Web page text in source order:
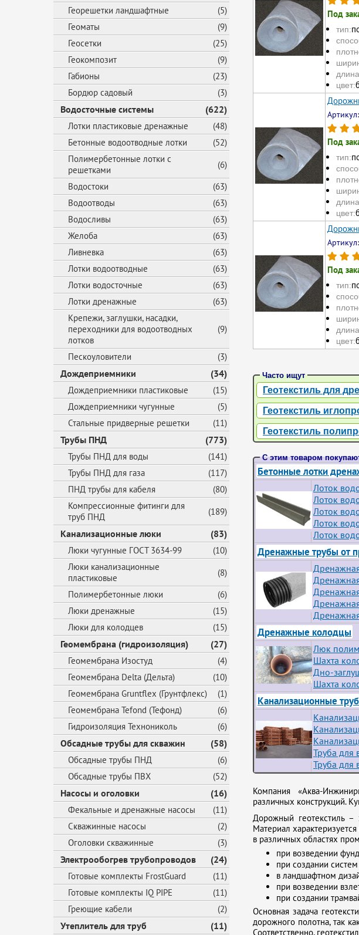
Георешетки ландшафтные
(5)
Геоматы
(9)
Геосетки
(25)
Геокомпозит
(9)
Габионы
(23)
Бордюр садовый
(3)
Водосточные системы (622)
Лотки пластиковые дренажные
(48)
Бетонные водоотводные лотки
(52)
Полимербетонные лотки с
решетками
(6)
Водостоки
(63)
Водоотводы
(63)
Водосливы
(63)
Желоба
(63)
Ливневка
(63)
Лотки водоотводные
(63)
Лотки водосточные
(63)
Лотки дренажные
(63)
Крепежи, заглушки, насадки,
переходники для водоотводных
лотков
(9)
Пескоуловители (3)
Дождеприемники (34)
Дождеприемники пластиковые
(15)
Дождеприемники чугунные
(5)
Стальные придверные решетки
(11)
Трубы ПНД (773)
Трубы ПНД для воды
(141)
Трубы ПНД для газа
(117)
ПНД трубы для кабеля
(80)
Компрессионные фитинги для
труб ПНД
(189)
Канализационные люки (83)
Люки чугунные ГОСТ 3634-99
(10)
Люки канализационные
пластиковые
(8)
Полимербетонные люки
(6)
Люки дренажные
(15)
Люки для колодцев
(15)
Геомембрана (гидроизоляция) (27)
Геомембрана Изостуд
(4)
Геомембрана Delta (Дельта)
(10)
Геомембрана Gruntflex (Грунтфлекс)
(1)
Геомембрана Tefond (Тефонд)
(6)
Гидроизоляция Технониколь
(6)
Обсадные трубы для скважин (58)
Обсадные трубы ПНД
(6)
Обсадные трубы ПВХ
(52)
Насосы и оголовки (16)
Фекальные и дренажные насосы
(11)
Скважинные насосы
(2)
Оголовки скважинные
(3)
Электрообогрев трубопроводов (24)
Готовые комплекты FrostGuard
(11)
Готовые комплекты IQ PIPE
(11)
Греющие кабели
(2)
Утеплитель для труб (11)
Под
тип:
цвет:
Артикул:
Под
тип:
цвет:
Артикул:
Под
тип:
цвет:
Часто ищут
Геотекстиль для
Геотекстиль
Геотекстиль
С этим товаром
Бетонные лотки
Лоток
Лоток
Лоток
Лоток
Лоток
Дренажные трубы от
Дренажные колодцы
Люк
Шахта
Дно-
Шахта
Канализационные
Труба для
Труба для
Компания «Аква-
различных конструкций.
Дорожный геотекстиль –
Материал
в различных областях
при возведении
при создании
в ландшафтном
при возведении
при создании
Основная задача
дорожного полотна, так
Соответственно,